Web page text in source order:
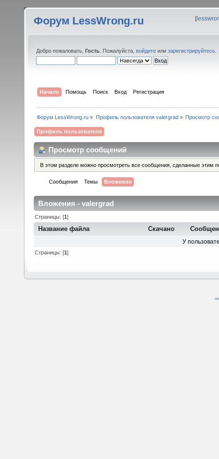
Форум LessWrong.ru [
Добро пожаловать, Гость . Пожалуйста, войдите или зарегистрируйтесь
Начало Помощь Поиск Вход Регистрация
Форум LessWrong.ru » Профиль пользователя valergrad» Просмотр
Профиль пользователя
Просмотр сообщений
В этом разделе можно просмотреть все сообщения, сделанные этим
Сообщения Темы Вложения
Вложения - valergrad
Страницы: [1]
Название файла Скачано
У
Страницы: [1]